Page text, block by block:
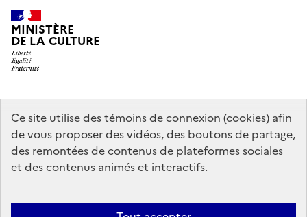
Ce site utilise des témoins de connexion (cookies) afin
de vous proposer des vidéos, des boutons de partage,
des remontées de contenus de plateformes sociales
et des contenus animés et interactifs.
MINISTÈRE
DE LA CULTURE
data.gouv.fr legifrance.gouv.fr
info.gouv.fr
service-public.gouv.fr
Contact Mentions légales Accessibilité : partiellement conforme